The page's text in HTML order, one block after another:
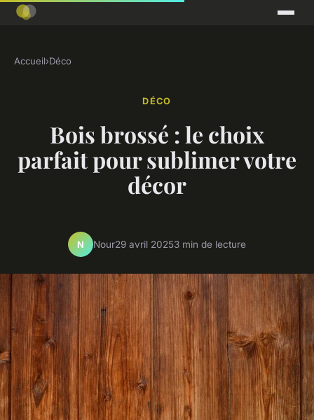
Accueil›Déco
DÉCO
Bois brossé : le choix
parfait pour sublimer votre
décor
N Nour29 avril 20253 min de lecture